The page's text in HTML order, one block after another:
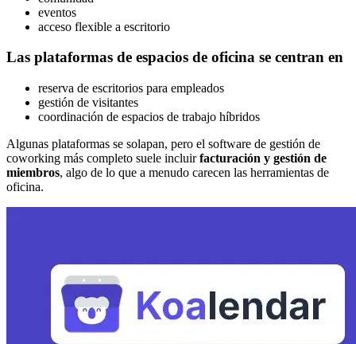
eventos
acceso flexible a escritorio
Las plataformas de espacios de oficina se centran en
reserva de escritorios para empleados
gestión de visitantes
coordinación de espacios de trabajo híbridos
Algunas plataformas se solapan, pero el software de gestión de
coworking más completo suele incluirfacturación y gestión de
miembros, algo de lo que a menudo carecen las herramientas de
oficina.